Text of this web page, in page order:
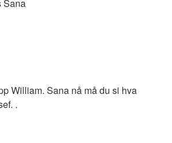
Sana
William. Sana nå må du si hva
.